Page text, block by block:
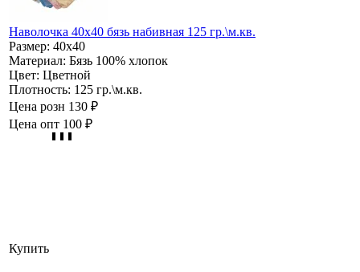
Наволочка 40х40 бязь набивная 125 гр.\м.кв.
Размер: 40х40
Материал: Бязь 100% хлопок
Цвет: Цветной
Плотность: 125 гр.\м.кв.
Цена розн 130 ₽
Цена опт 100 ₽
Купить